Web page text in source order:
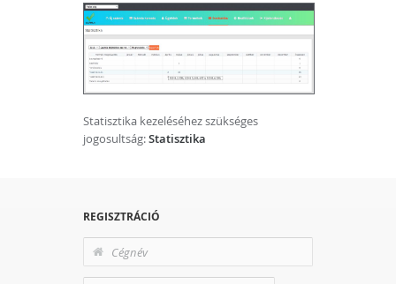
Statisztika kezeléséhez szükséges
jogosultság:Statisztika
REGISZTRÁCIÓ